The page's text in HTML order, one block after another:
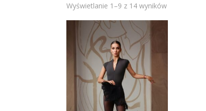
Wyświetlanie 1–9 z 14 wynikówPosortowane